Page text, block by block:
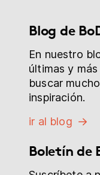
Blog de
En nuestro
últimas y
buscar
inspiración.
ir al blog
Boletín de